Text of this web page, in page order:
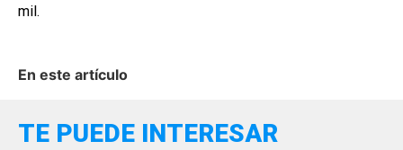
mil.
En este artículo
TE PUEDE INTERESAR